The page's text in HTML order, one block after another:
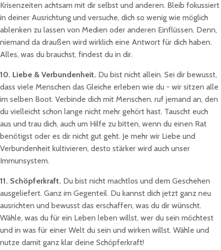
Krisenzeiten achtsam mit dir selbst und anderen. Bleib fokussiert
in deiner Ausrichtung und versuche, dich so wenig wie möglich
ablenken zu lassen von Medien oder anderen Einflüssen. Denn,
niemand da draußen wird wirklich eine Antwort für dich haben.
Alles, was du brauchst, findest du in dir.
10. Liebe & Verbundenheit. Du bist nicht allein. Sei dir bewusst,
dass viele Menschen das Gleiche erleben wie du - wir sitzen alle
im selben Boot. Verbinde dich mit Menschen, ruf jemand an, den
du vielleicht schon lange nicht mehr gehört hast. Tauscht euch
aus und trau dich, auch um Hilfe zu bitten, wenn du einen Rat
benötigst oder es dir nicht gut geht. Je mehr wir Liebe und
Verbundenheit kultivieren, desto stärker wird auch unser
Immunsystem.
11. Schöpferkraft. Du bist nicht machtlos und dem Geschehen
ausgeliefert. Ganz im Gegenteil. Du kannst dich jetzt ganz neu
ausrichten und bewusst das erschaffen, was du dir wünscht.
Wähle, was du für ein Leben leben willst, wer du sein möchtest
und in was für einer Welt du sein und wirken willst. Wähle und
nutze damit ganz klar deine Schöpferkraft!